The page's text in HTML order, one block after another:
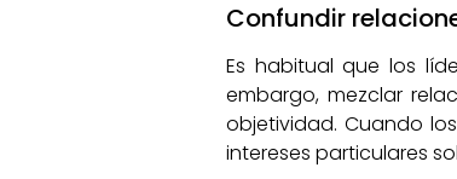
Confundir
Es habitual que los
embargo, mezclar
objetividad. Cuando
intereses particulares